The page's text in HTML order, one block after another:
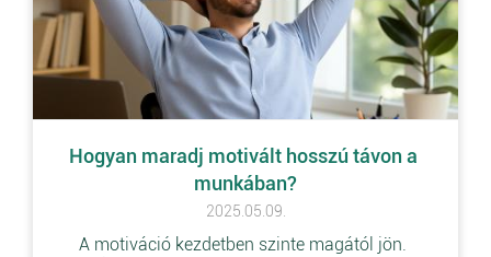
Hogyan maradj motivált hosszú távon a
munkában?
2025.05.09.
A motiváció kezdetben szinte magától jön.